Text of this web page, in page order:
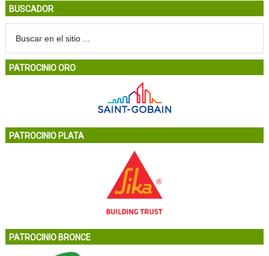
BUSCADOR
PATROCINIO ORO
PATROCINIO PLATA
PATROCINIO BRONCE